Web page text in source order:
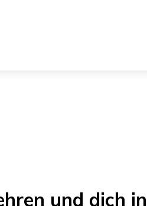
und dich in